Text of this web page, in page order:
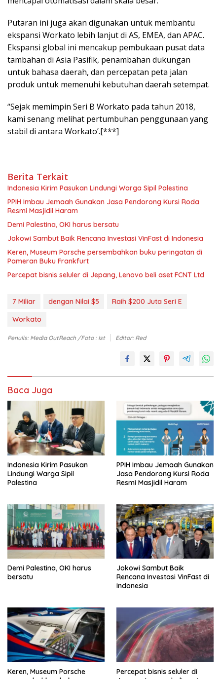
Putaran ini juga akan digunakan untuk membantu
ekspansi Workato lebih lanjut di AS, EMEA, dan APAC.
Ekspansi global ini mencakup pembukaan pusat data
tambahan di Asia Pasifik, penambahan dukungan
untuk bahasa daerah, dan percepatan peta jalan
produk untuk memenuhi kebutuhan daerah setempat.
“Sejak memimpin Seri B Workato pada tahun 2018,
kami senang melihat pertumbuhan penggunaan yang
stabil di antara Workato’.[***]
Berita Terkait
Indonesia Kirim Pasukan Lindungi Warga Sipil Palestina
PPIH Imbau Jemaah Gunakan Jasa Pendorong Kursi Roda
Resmi Masjidil Haram
Demi Palestina, OKI harus bersatu
Jokowi Sambut Baik Rencana Investasi VinFast di Indonesia
Keren, Museum Porsche persembahkan buku peringatan di
Pameran Buku Frankfurt
Percepat bisnis seluler di Jepang, Lenovo beli aset FCNT Ltd
7 Miliar dengan Nilai $5
Raih $200 Juta Seri E
Workato
Penulis: Media OutReach /foto : Ist Editor: Red
Baca Juga
Indonesia Kirim Pasukan
Lindungi Warga Sipil
Palestina
PPIH Imbau Jemaah Gunakan
Jasa Pendorong Kursi Roda
Resmi Masjidil Haram
Demi Palestina, OKI harus
bersatu
Jokowi Sambut Baik
Rencana Investasi VinFast di
Indonesia
Keren, Museum Porsche
Percepat bisnis seluler di